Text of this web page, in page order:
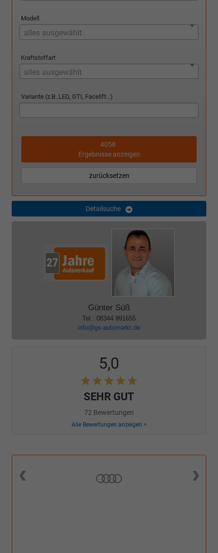
Modell
alles ausgewählt
Kraftstoffart
alles ausgewählt
Variante (z.B. LED, GTI, Facelift...)
4058
Ergebnisse anzeigen
zurücksetzen
Detailsuche
Günter Süß
Tel.: 08344 991655
info@gs-automarkt.de
5,0
SEHR GUT
72 Bewertungen
Alle Bewertungen anzeigen >